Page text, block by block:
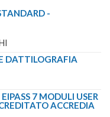
-
DATTILOGRAFIA
7 MODULI USER
ACCREDIA